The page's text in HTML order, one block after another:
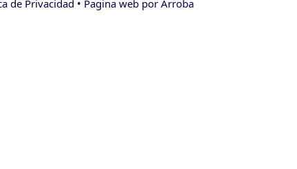
de Privacidad • Pagina web por Arroba